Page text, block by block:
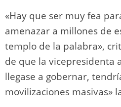
«Hay que ser muy fea
amenazar a millones de
templo de la palabra»,
de que la vicepresidenta
llegase a gobernar,
movilizaciones masivas»